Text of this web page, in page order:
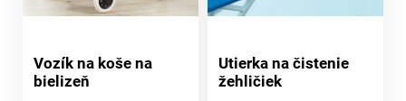
Vozík na koše na
bielizeň
Utierka na čistenie
žehličiek